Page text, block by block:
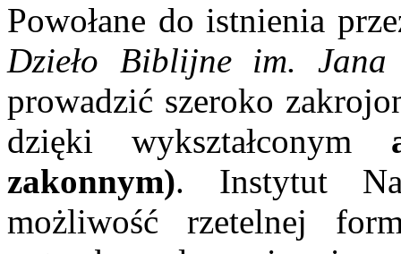
Powołane do istnienia
Dzieło Biblijne im.
prowadzić szeroko
dzięki wykształconym
zakonnym). Instytut
możliwość rzetelnej